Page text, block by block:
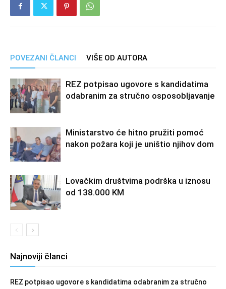
POVEZANI ČLANCI VIŠE OD AUTORA
REZ potpisao ugovore s kandidatima
odabranim za stručno osposobljavanje
Ministarstvo će hitno pružiti pomoć
nakon požara koji je uništio njihov dom
Lovačkim društvima podrška u iznosu
od 138.000 KM
Najnoviji članci
REZ potpisao ugovore s kandidatima odabranim za stručno